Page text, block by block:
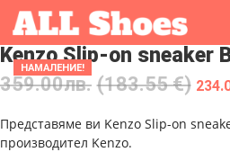
НАМАЛЕНИЕ!
Kenzo Slip-on sneaker
359.00лв. (183.55 €)
Представяме ви Kenzo Slip-on
производител Kenzo.